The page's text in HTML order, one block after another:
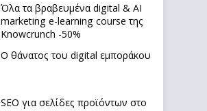
Όλα τα βραβευμένα digital & AI
marketing e-learning course της
Knowcrunch -50%
Ο θάνατος του digital εμποράκου
SEO για σελίδες προϊόντων στο